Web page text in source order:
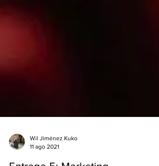
Wil Jiménez Kuko